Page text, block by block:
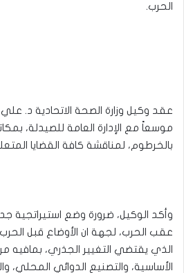
الحرب.
عقد وكيل وزارة الصحة الاتحادية د. علي
موسعاً مع الإدارة العامة للصيدلة،
بالخرطوم، لمناقشة كافة القضايا
وأكد الوكيل، ضرورة وضع استيراتجية
عقب الحرب، لجهة ان الأوضاع قبل الحرب
الذي يقتضي التغيير الجذري، بمافيه
الأساسية، والتصنيع الدوائي